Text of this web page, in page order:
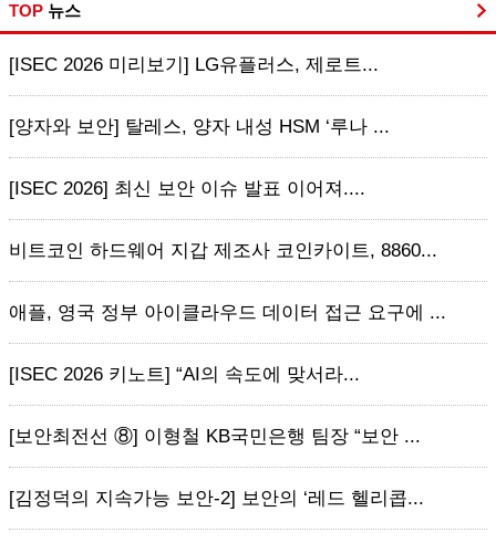
TOP 뉴스
[ISEC 2026 미리보기] LG유플러스, 제로트...
[양자와 보안] 탈레스, 양자 내성 HSM ‘루나 ...
[ISEC 2026] 최신 보안 이슈 발표 이어져....
비트코인 하드웨어 지갑 제조사 코인카이트, 8860...
애플, 영국 정부 아이클라우드 데이터 접근 요구에 ...
[ISEC 2026 키노트] “AI의 속도에 맞서라...
[보안최전선 ⑧] 이형철 KB국민은행 팀장 “보안 ...
[김정덕의 지속가능 보안-2] 보안의 ‘레드 헬리콥...